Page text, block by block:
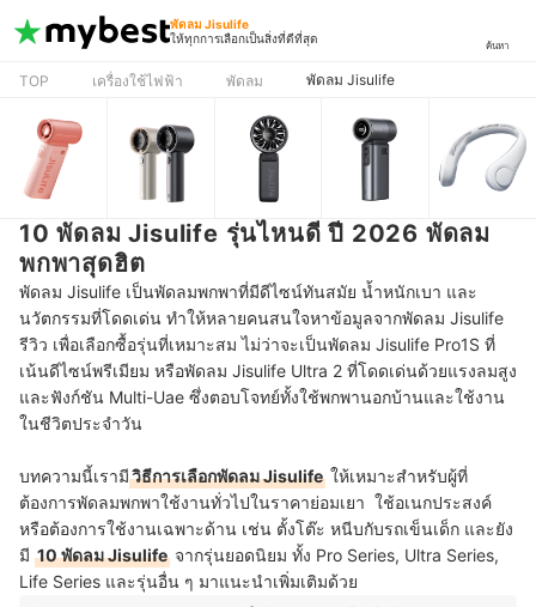
พัดลม Jisulife
ให้ทุกการเลือกเป็นสิ่งที่ดีที่สุด
ค้นหา
TOP เครื่องใช้ไฟฟ้า พัดลม พัดลม Jisulife
10 พัดลม Jisulife รุ่นไหนดี ปี 2026 พัดลม
พกพาสุดฮิต
พัดลม Jisulife เป็นพัดลมพกพาที่มีดีไซน์ทันสมัย น้ำหนักเบา และ
นวัตกรรมที่โดดเด่น ทำให้หลายคนสนใจหาข้อมูลจากพัดลม Jisulife
รีวิว เพื่อเลือกซื้อรุ่นที่เหมาะสม ไม่ว่าจะเป็นพัดลม Jisulife Pro1S ที่
เน้นดีไซน์พรีเมียม หรือพัดลม Jisulife Ultra 2 ที่โดดเด่นด้วยแรงลมสูง
และฟังก์ชัน Multi-Uae ซึ่งตอบโจทย์ทั้งใช้พกพานอกบ้านและใช้งาน
ในชีวิตประจำวัน
บทความนี้เรามีวิธีการเลือกพัดลม Jisulife ให้เหมาะสำหรับผู้ที่
ต้องการพัดลมพกพาใช้งานทั่วไปในราคาย่อมเยา ใช้อเนกประสงค์
หรือต้องการใช้งานเฉพาะด้าน เช่น ตั้งโต๊ะ หนีบกับรถเข็นเด็ก และยัง
มี 10 พัดลม Jisulife จากรุ่นยอดนิยม ทั้ง Pro Series, Ultra Series,
Life Series และรุ่นอื่น ๆ มาแนะนำเพิ่มเติมด้วย